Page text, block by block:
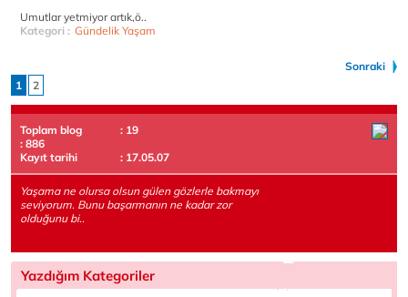
Umutlar yetmiyor artık,ö..
Kategori : Gündelik Yaşam
Sonraki
1
2
Toplam blog
: 19
: 886
Kayıt tarihi
: 17.05.07
Yaşama ne olursa olsun gülen gözlerle bakmayı
seviyorum. Bunu başarmanın ne kadar zor
olduğunu bi..
Yazdığım Kategoriler